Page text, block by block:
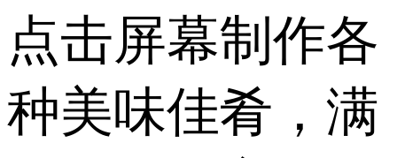
点击屏幕制作各
种美味佳肴，满